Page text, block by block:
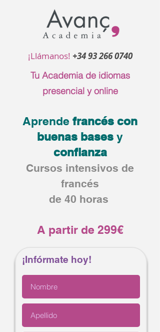
¡Llámanos! +34 93 266 0740
Tu Academia de idiomas
presencial y online
Aprende francés con
buenas bases y
confianza
Cursos intensivos de
francés
de 40 horas
A partir de 299€
¡Infórmate hoy!